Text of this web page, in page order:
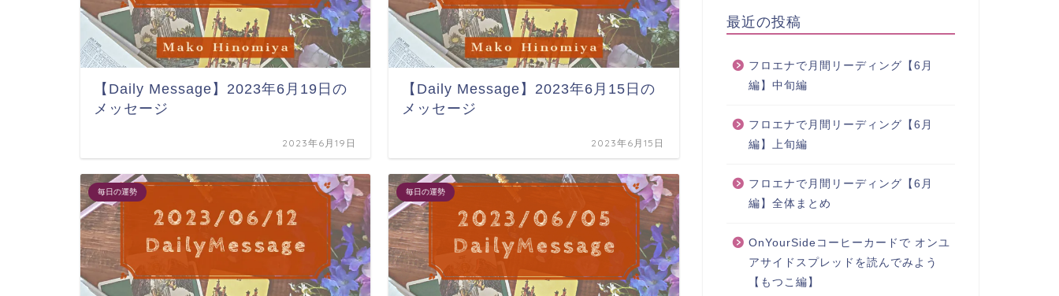
【Daily Message】2023年6月19日の
メッセージ
2023年6月19日
【Daily Message】2023年6月15日の
メッセージ
2023年6月15日
毎日の運勢 毎日の運勢
最近の投稿
フロエナで月間リーディング【6月
編】中旬編
フロエナで月間リーディング【6月
編】上旬編
フロエナで月間リーディング【6月
編】全体まとめ
OnYourSideコーヒーカードで オンユ
アサイドスプレッドを読んでみよう
【もつこ編】